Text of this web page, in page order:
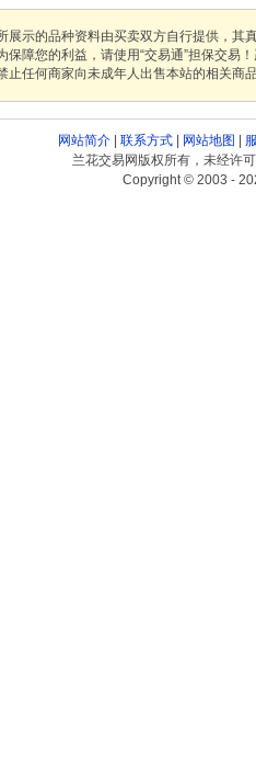
展示的品种资料由买卖双方自行提供，
保障您的利益，请使用“交易通”担保交
止任何商家向未成年人出售本站的相关商
网站简介| 联系方式| 网站地图
兰花交易网版权所有，未经许
Copyright © 2003 -